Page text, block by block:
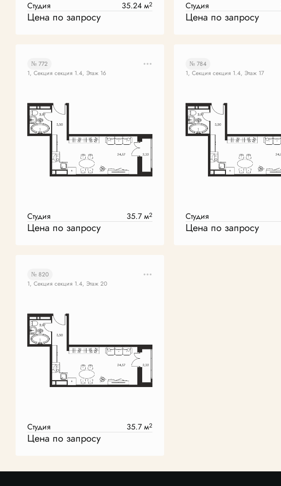
Студия 35.24 м2
Цена по запросу
Студия
Цена по запросу
№ 772
1, Секция секция 1.4, Этаж 16
Студия 35.7 м2
Цена по запросу
№ 784
1, Секция секция 1.4, Этаж 17
Студия
Цена по запросу
№ 820
1, Секция секция 1.4, Этаж 20
Студия 35.7 м2
Цена по запросу